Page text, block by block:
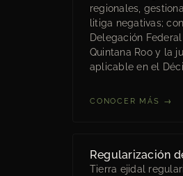
regionales,
litiga negativas;
Delegación
Quintana Roo y la
aplicable en el
CONOCER MÁS →
Regularización
Tierra ejidal